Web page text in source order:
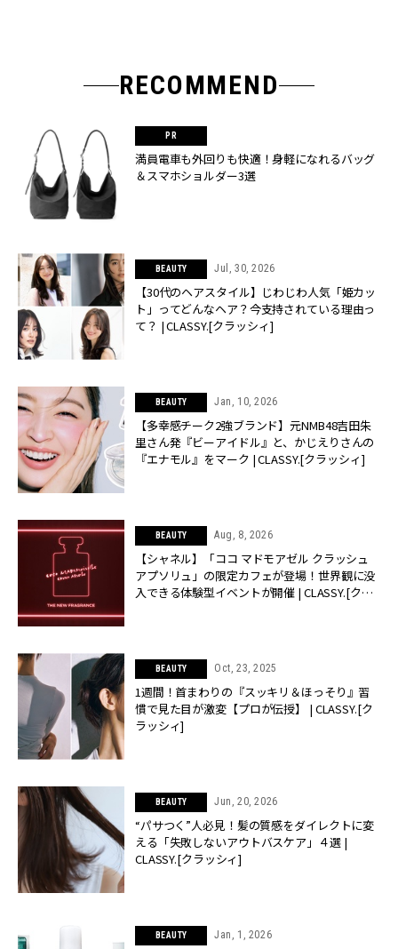
RECOMMEND
満員電車も外回りも快適！身軽になれるバッグ
＆スマホショルダー3選
BEAUTY Jul, 30, 2026
【30代のヘアスタイル】じわじわ人気「姫カッ
ト」ってどんなヘア？今支持されている理由っ
て？ | CLASSY.[クラッシィ]
BEAUTY Jan, 10, 2026
【多幸感チーク2強ブランド】元NMB48吉田朱
里さん発『ビーアイドル』と、かじえりさんの
『エナモル』をマーク | CLASSY.[クラッシィ]
BEAUTY Aug, 8, 2026
【シャネル】「ココ マドモアゼル クラッシュ
アプソリュ」の限定カフェが登場！世界観に没
入できる体験型イベントが開催 | CLASSY.[クラ
BEAUTY Oct, 23, 2025
1週間！首まわりの『スッキリ＆ほっそり』習
慣で見た目が激変【プロが伝授】 | CLASSY.[ク
ラッシィ]
BEAUTY Jun, 20, 2026
“パサつく”人必見！髪の質感をダイレクトに変
える「失敗しないアウトバスケア」４選 |
CLASSY.[クラッシィ]
BEAUTY Jan, 1, 2026